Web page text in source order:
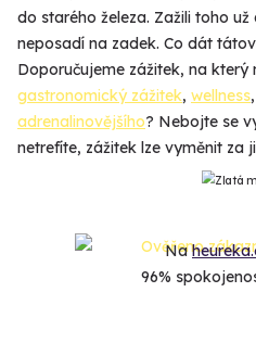
do starého železa. Zažili toho
neposadí na zadek. Co dát
Doporučujeme zážitek, na který
gastronomický zážitek, wellness
adrenalinovějšího? Nebojte se
netrefíte, zážitek lze vyměnit za
Na
96%